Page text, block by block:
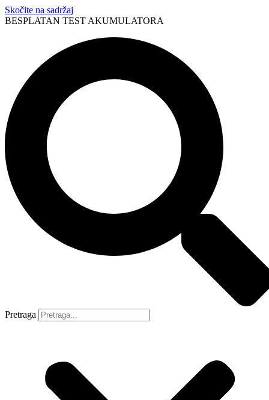
Skočite na sadržaj
BESPLATAN TEST AKUMULATORA
Pretraga